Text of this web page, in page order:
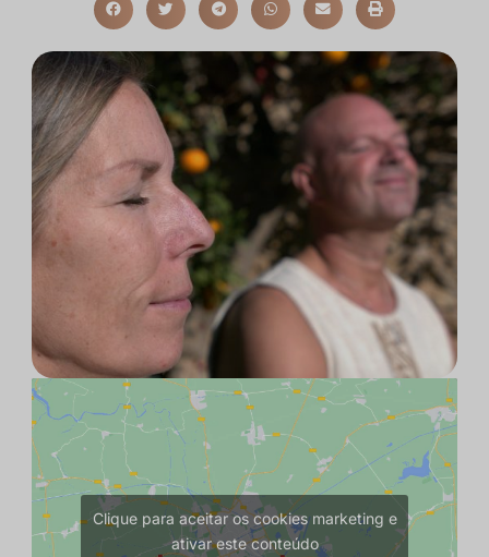
Clique para aceitar os cookies marketing e
ativar este conteúdo